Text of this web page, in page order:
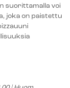
suorittamalla voi
joka on paistettu